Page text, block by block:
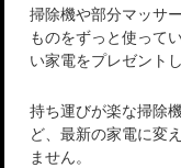
掃除機や部分マッサ
ものをずっと使って
い家電をプレゼント
持ち運びが楽な掃除
ど、最新の家電に変
ません。